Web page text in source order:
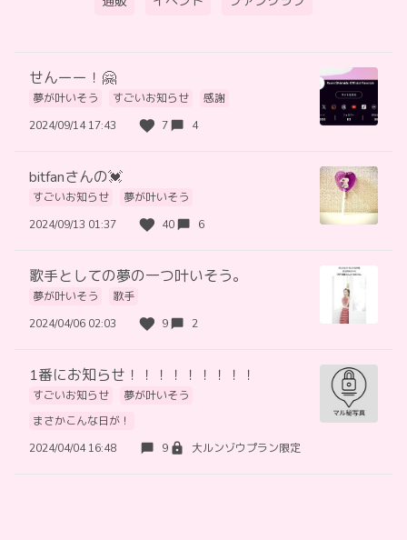
せんーー！🤗
夢が叶いそう すごいお知らせ
感謝
2024/09/14 17:43
7 4
bitfanさんの💓
すごいお知らせ
夢が叶いそう
2024/09/13 01:37
40 6
歌手としての夢の一つ叶いそう。
夢が叶いそう
歌手
2024/04/06 02:03
9 2
1番にお知らせ！！！！！！！！！
すごいお知らせ
夢が叶いそう
まさかこんな日が！
2024/04/04 16:48
9 大ルンゾウプラン限定